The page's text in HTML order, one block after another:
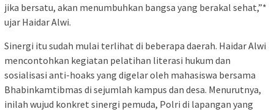
jika bersatu, akan menumbuhkan bangsa yang berakal sehat,”*
ujar Haidar Alwi.
Sinergi itu sudah mulai terlihat di beberapa daerah. Haidar Alwi
mencontohkan kegiatan pelatihan literasi hukum dan
sosialisasi anti-hoaks yang digelar oleh mahasiswa bersama
Bhabinkamtibmas di sejumlah kampus dan desa. Menurutnya,
inilah wujud konkret sinergi pemuda, Polri di lapangan yang